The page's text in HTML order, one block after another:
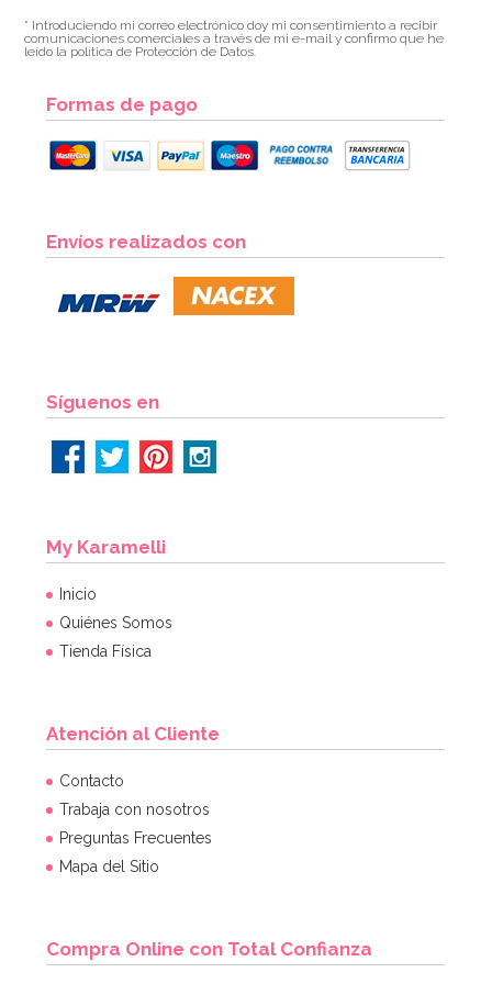
* Introduciendo mi correo electrónico doy mi consentimiento a recibir
comunicaciones comerciales a través de mi e-mail y confirmo que he
leído la política de Protección de Datos.
Formas de pago
Envíos realizados con
Síguenos en
My Karamelli
Inicio
Quiénes Somos
Tienda Física
Atención al Cliente
Contacto
Trabaja con nosotros
Preguntas Frecuentes
Mapa del Sitio
Compra Online con Total Confianza